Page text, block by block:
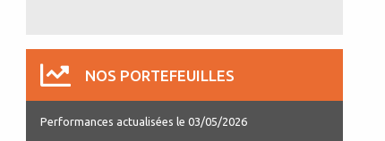
NOS PORTEFEUILLES
Performances actualisées le 03/05/2026